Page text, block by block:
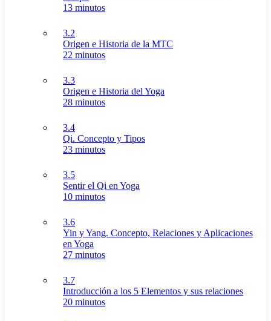
13 minutos
3.2
Origen e Historia de la MTC
22 minutos
3.3
Origen e Historia del Yoga
28 minutos
3.4
Qi. Concepto y Tipos
23 minutos
3.5
Sentir el Qi en Yoga
10 minutos
3.6
Yin y Yang. Concepto, Relaciones y Aplicaciones
en Yoga
27 minutos
3.7
Introducción a los 5 Elementos y sus relaciones
20 minutos